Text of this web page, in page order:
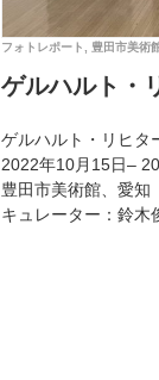
フォトレポート 豊田市美術
ゲルハルト・
ゲルハルト・リヒタ
2022年10月15日–
豊田市美術館、愛知
キュレーター：鈴木